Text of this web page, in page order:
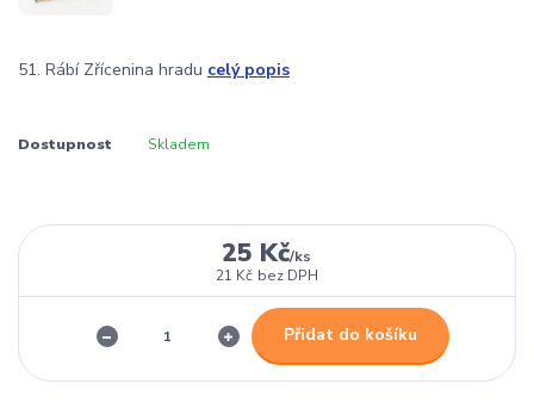
51. Rábí Zřícenina hradu celý popis
Dostupnost Skladem
25 Kč/ks
21 Kč bez DPH
Přidat do košíku